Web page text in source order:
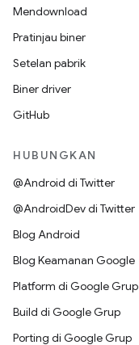
Mendownload
Pratinjau biner
Setelan pabrik
Biner driver
GitHub
HUBUNGKAN
@Android di Twitter
@AndroidDev di Twitter
Blog Android
Blog Keamanan Google
Platform di Google Grup
Build di Google Grup
Porting di Google Grup